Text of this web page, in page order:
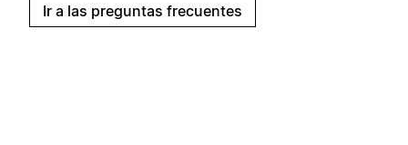
Ir a las preguntas frecuentes